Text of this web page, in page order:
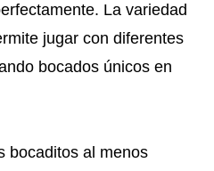
La variedad
jugar con diferentes
bocados únicos en
bocaditos al menos